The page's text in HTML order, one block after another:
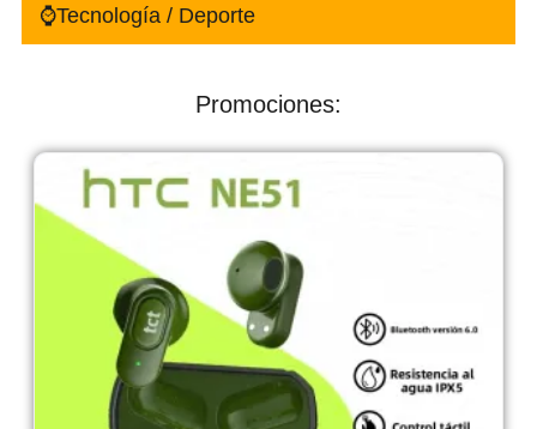
⌚Tecnología / Deporte
Promociones: